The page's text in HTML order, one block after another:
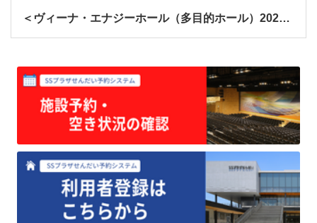
＜ヴィーナ・エナジーホール（多目的ホール）2027年9月分・会議室2027年3月分＞の予約受付を開始します。